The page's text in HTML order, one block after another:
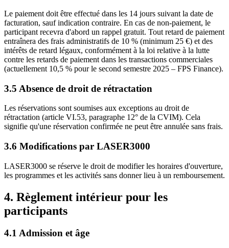
Le paiement doit être effectué dans les 14 jours suivant la date de
facturation, sauf indication contraire. En cas de non-paiement, le
participant recevra d'abord un rappel gratuit. Tout retard de paiement
entraînera des frais administratifs de 10 % (minimum 25 €) et des
intérêts de retard légaux, conformément à la loi relative à la lutte
contre les retards de paiement dans les transactions commerciales
(actuellement 10,5 % pour le second semestre 2025 – FPS Finance).
3.5 Absence de droit de rétractation
Les réservations sont soumises aux exceptions au droit de
rétractation (article VI.53, paragraphe 12° de la CVIM). Cela
signifie qu'une réservation confirmée ne peut être annulée sans frais.
3.6 Modifications par LASER3000
LASER3000 se réserve le droit de modifier les horaires d'ouverture,
les programmes et les activités sans donner lieu à un remboursement.
4. Règlement intérieur pour les
participants
4.1 Admission et âge